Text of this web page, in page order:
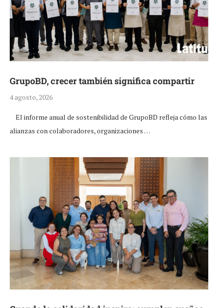
GrupoBD, crecer también significa compartir
4 agosto, 2026
El informe anual de sostenibilidad de GrupoBD refleja cómo las
alianzas con colaboradores, organizaciones …